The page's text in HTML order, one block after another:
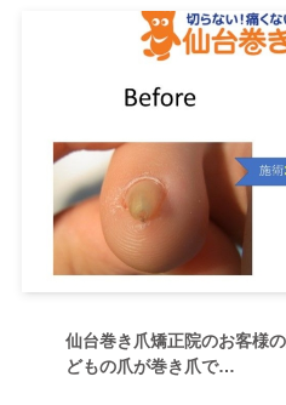
仙台巻き爪矯正院のお客様
どもの爪が巻き爪で…